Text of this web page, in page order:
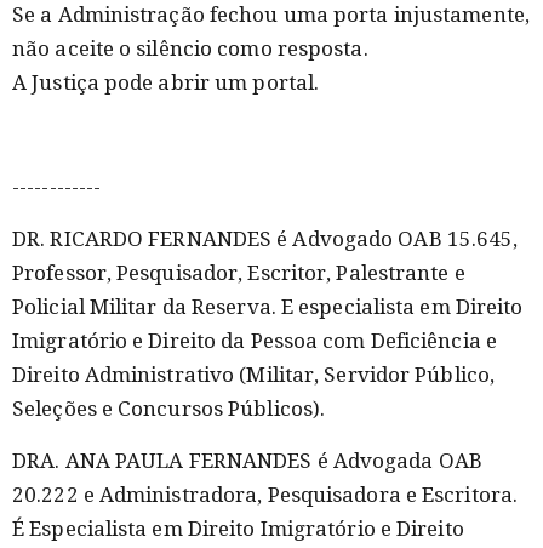
Se a Administração fechou uma porta injustamente,
não aceite o silêncio como resposta.
A Justiça pode abrir um portal.
------------
DR. RICARDO FERNANDES é Advogado OAB 15.645,
Professor, Pesquisador, Escritor, Palestrante e
Policial Militar da Reserva. E especialista em Direito
Imigratório e Direito da Pessoa com Deficiência e
Direito Administrativo (Militar, Servidor Público,
Seleções e Concursos Públicos).
DRA. ANA PAULA FERNANDES é Advogada OAB
20.222 e Administradora, Pesquisadora e Escritora.
É Especialista em Direito Imigratório e Direito